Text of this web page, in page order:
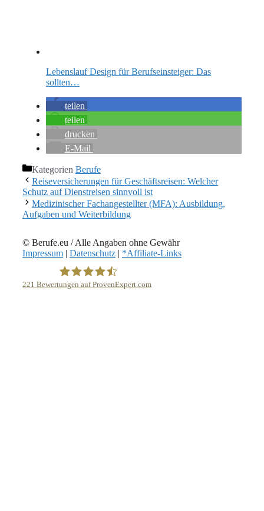
Lebenslauf Design für Berufseinsteiger: Das
sollten…
teilen
teilen
drucken
E-Mail
Kategorien Berufe
Reiseversicherungen für Geschäftsreisen: Welcher
Schutz auf Dienstreisen sinnvoll ist
Medizinischer Fachangestellter (MFA): Ausbildung,
Aufgaben und Weiterbildung
© Berufe.eu / Alle Angaben ohne Gewähr
Impressum | Datenschutz | *Affiliate-Links
221 Bewertungen auf ProvenExpert.com